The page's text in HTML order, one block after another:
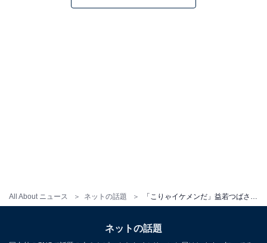
All About ニュース ネットの話題
ネットの話題